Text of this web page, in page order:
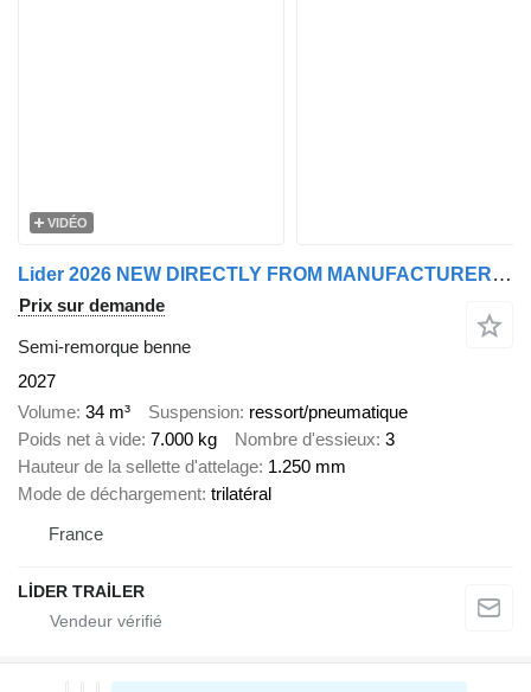
VIDÉO
Lider 2026 NEW DIRECTLY FROM MANUFACTURER STOCKS READY IN STOCKS
Prix sur demande
Semi-remorque benne
2027
Volume 34 m³ Suspension ressort/pneumatique
Poids net à vide 7.000 kg Nombre d'essieux 3
Hauteur de la sellette d'attelage 1.250 mm
Mode de déchargement trilatéral
France
LİDER TRAİLER